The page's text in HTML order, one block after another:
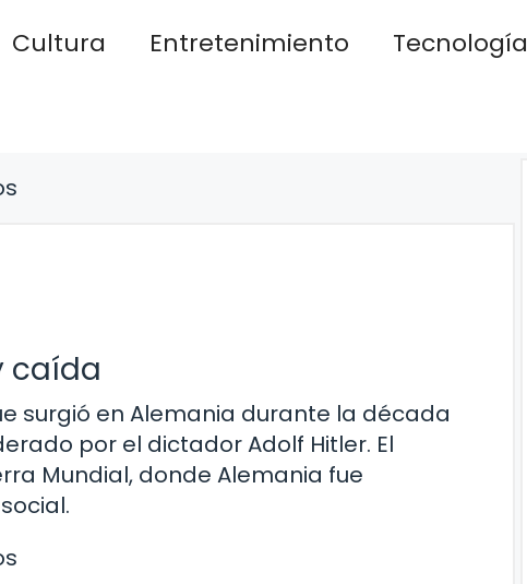
Cultura Entretenimiento Tecnología
caída
surgió en Alemania durante la década
por el dictador Adolf Hitler. El
Mundial, donde Alemania fue